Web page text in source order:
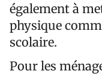
également à
physique
scolaire.
Pour les